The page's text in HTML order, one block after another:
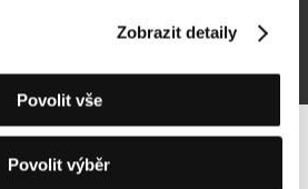
Zobrazit detaily
Povolit vše
Povolit výběr
Sledujte nás na síti: